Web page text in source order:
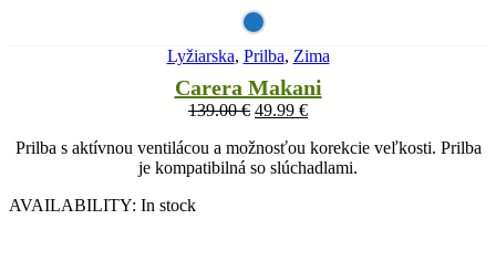
Lyžiarska, Prilba, Zima
Carera Makani
139.00€ 49.99 €
Prilba s aktívnou ventilácou a možnosťou korekcie veľkosti. Prilba
je kompatibilná so slúchadlami.
AVAILABILITY: In stock